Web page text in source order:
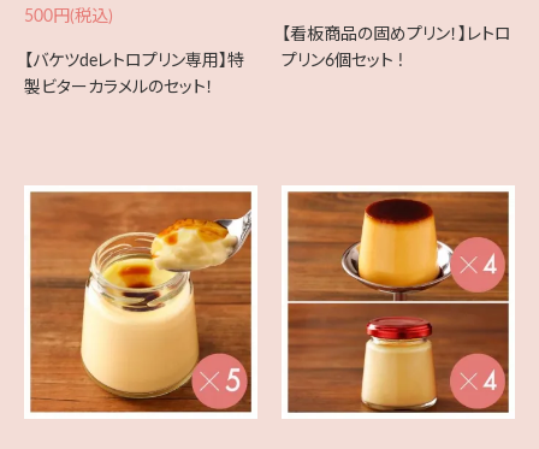
500円(税込)
【バケツdeレトロプリン専用】特
製ビターカラメルのセット！
【看板商品の固めプリン！】レトロ
プリン6個セット !